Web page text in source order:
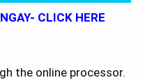
CLICK HERE
the online processor.